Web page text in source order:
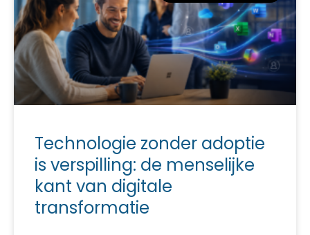
Technologie zonder adoptie
is verspilling: de menselijke
kant van digitale
transformatie